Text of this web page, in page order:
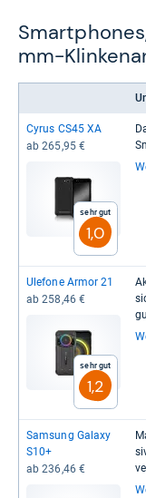
mm-
Cyrus CS45 XA
ab 265,95 €
Sehr gut
1,0
Ule­fone Armor 21
ab 258,46 €
Sehr gut
1,2
Sam­sung Galaxy
S10+
ab 236,46 €